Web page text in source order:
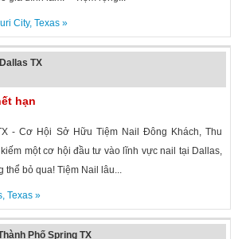
City, Texas»
TX
hạn
- Cơ Hội Sở Hữu Tiệm Nail Đông Khách, Thu
một cơ hội đầu tư vào lĩnh vực nail tại Dallas,
thể bỏ qua! Tiệm Nail lâu...
, Texas»
Phố Spring TX